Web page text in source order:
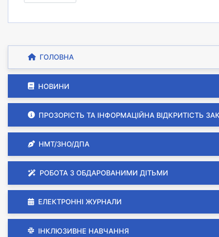
ГОЛОВНА
НОВИНИ
ПРОЗОРІСТЬ ТА ІНФОРМАЦІЙНА ВІДКРИТІСТЬ
НМТ/ЗНО/ДПА
РОБОТА З ОБДАРОВАНИМИ ДІТЬМИ
ЕЛЕКТРОННІ ЖУРНАЛИ
ІНКЛЮЗИВНЕ НАВЧАННЯ